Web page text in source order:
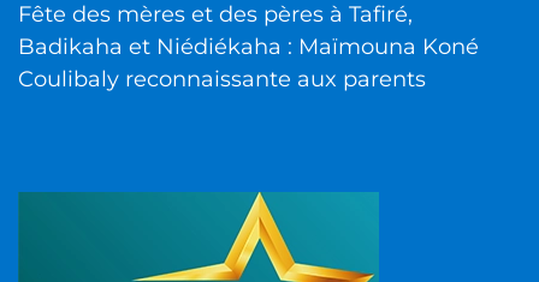
Fête des mères et des pères à Tafiré,
Badikaha et Niédiékaha : Maïmouna Koné
Coulibaly reconnaissante aux parents